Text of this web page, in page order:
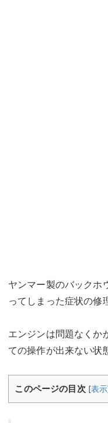
ヤンマー製のバック
ってしまった症状の修
エンジンは問題なくか
ての操作が出来ない状
このページの目次 [表示